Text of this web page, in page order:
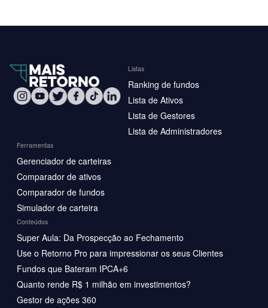
Listas
Ranking de fundos
Lista de Ativos
Lista de Gestores
Lista de Administradores
Ferramentas
Gerenciador de carteiras
Comparador de ativos
Comparador de fundos
Simulador de carteira
Conteúdos
Super Aula: Da Prospecção ao Fechamento
Use o Retorno Pro para impressionar os seus Clientes
Fundos que Bateram IPCA+6
Quanto rende R$ 1 milhão em investimentos?
Gestor de ações 360